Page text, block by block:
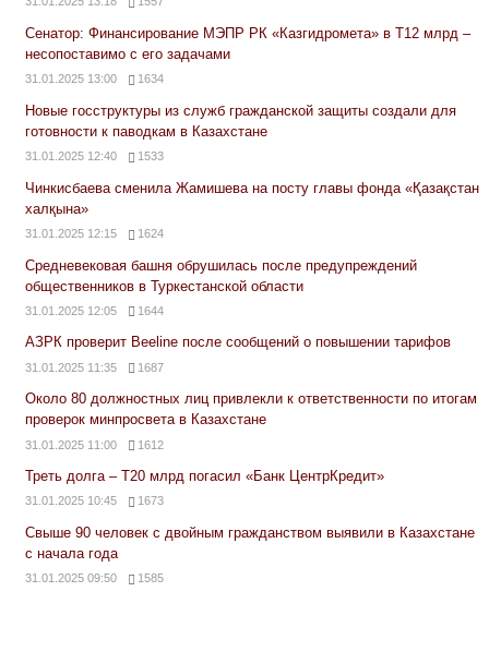
Сенатор: Финансирование МЭПР РК «Казгидромета» в Т12 млрд –
несопоставимо с его задачами
31.01.2025 13:00 1634
Новые госструктуры из служб гражданской защиты создали для
готовности к паводкам в Казахстане
31.01.2025 12:40 1533
Чинкисбаева сменила Жамишева на посту главы фонда «Қазақстан
халқына»
31.01.2025 12:15 1624
Средневековая башня обрушилась после предупреждений
общественников в Туркестанской области
31.01.2025 12:05 1644
АЗРК проверит Beeline после сообщений о повышении тарифов
31.01.2025 11:35 1687
Около 80 должностных лиц привлекли к ответственности по итогам
проверок минпросвета в Казахстане
31.01.2025 11:00 1612
Треть долга – Т20 млрд погасил «Банк ЦентрКредит»
31.01.2025 10:45 1673
Свыше 90 человек с двойным гражданством выявили в Казахстане
с начала года
31.01.2025 09:50 1585